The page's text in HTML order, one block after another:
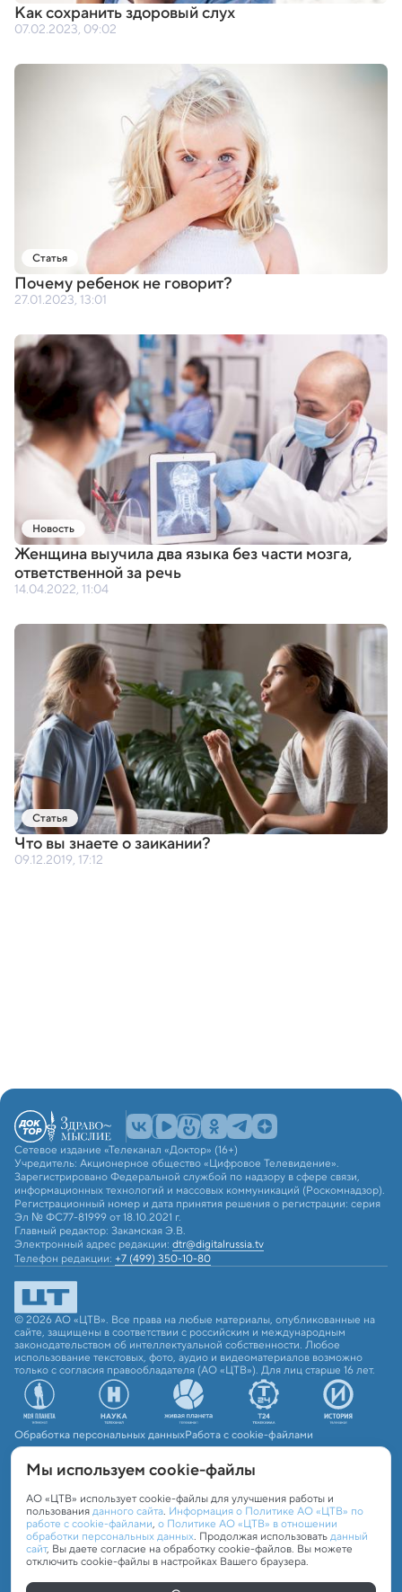
Как сохранить здоровый слух
07.02.2023, 09:02
Статья
Почему ребенок не говорит?
27.01.2023, 13:01
Новость
Женщина выучила два языка без части мозга,
ответственной за речь
14.04.2022, 11:04
Статья
Что вы знаете о заикании?
09.12.2019, 17:12
Сетевое издание «Телеканал «Доктор» (16+)
Учредитель: Акционерное общество «Цифровое Телевидение».
Зарегистрировано Федеральной службой по надзору в сфере связи,
информационных технологий и массовых коммуникаций (Роскомнадзор).
Регистрационный номер и дата принятия решения о регистрации: серия
Эл № ФС77-81999 от 18.10.2021 г.
Главный редактор: Закамская Э.В.
Электронный адрес редакции: dtr@digitalrussia.tv
Телефон редакции: +7 (499) 350-10-80
© 2026 АО «ЦТВ». Все права на любые материалы, опубликованные на
сайте, защищены в соответствии с российским и международным
законодательством об интеллектуальной собственности. Любое
использование текстовых, фото, аудио и видеоматериалов возможно
только с согласия правообладателя (АО «ЦТВ»). Для лиц старше 16 лет.
Обработка персональных данныхРабота с cookie-файлами
Мы используем сookie-файлы
АО «ЦТВ» использует cookie-файлы для улучшения работы и
пользованияданного сайта. Информация о Политике АО «ЦТВ» по
работе с cookie-файлами, о Политике АО «ЦТВ» в отношении
обработки персональных данных. Продолжая использоватьданный
сайт, Вы даете согласие на обработку cookie-файлов. Вы можете
отключить cookie-файлы в настройках Вашего браузера.